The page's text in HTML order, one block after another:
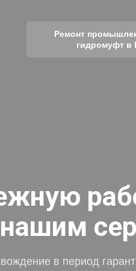
Ремонт
гидромуфт в
в период